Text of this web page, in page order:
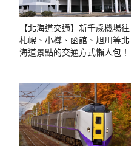
【北海道交通】新千歲機場往
札幌、小樽、函館、旭川等北
海道景點的交通方式懶人包！